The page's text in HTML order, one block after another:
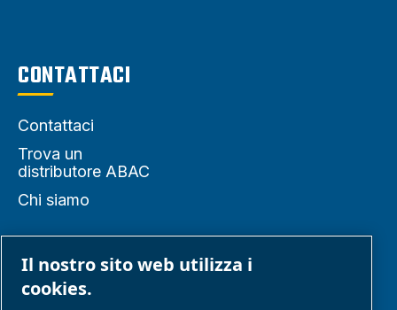
CONTATTACI
Contattaci
Trova un
distributore ABAC
Chi siamo
PARTNER
Il nostro sito web utilizza i
cookies.